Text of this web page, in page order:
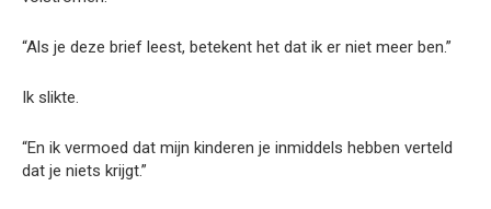
“Als je deze brief leest, betekent het dat ik er niet meer ben.”
Ik slikte.
“En ik vermoed dat mijn kinderen je inmiddels hebben verteld
dat je niets krijgt.”